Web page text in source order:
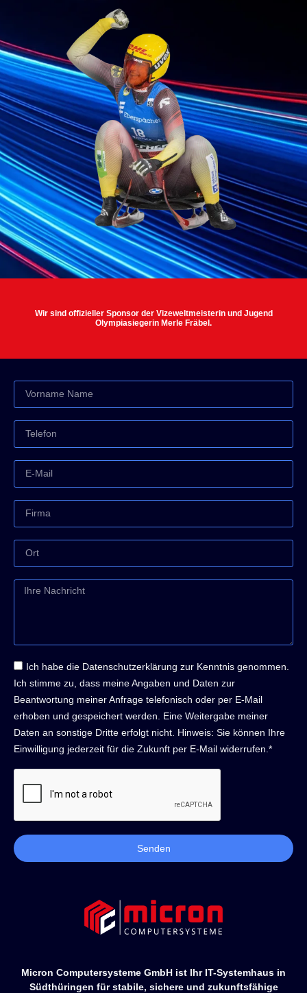
Wir sind offizieller Sponsor der Vizeweltmeisterin und Jugend
Olympiasiegerin Merle Fräbel.
Micron Computersysteme GmbH ist Ihr IT-Systemhaus in
Südthüringen für stabile, sichere und zukunftsfähige
Ich habe die Datenschutzerklärung zur Kenntnis genommen.
Ich stimme zu, dass meine Angaben und Daten zur
Beantwortung meiner Anfrage telefonisch oder per E-Mail
erhoben und gespeichert werden. Eine Weitergabe meiner
Daten an sonstige Dritte erfolgt nicht. Hinweis: Sie können Ihre
Einwilligung jederzeit für die Zukunft per E-Mail widerrufen.*
Senden